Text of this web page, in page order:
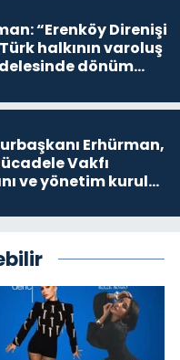
“Erenköy Direnişi
Türk halkının varoluş
dönüm
Erhürman,
Vakfı
ve yönetim kurulu